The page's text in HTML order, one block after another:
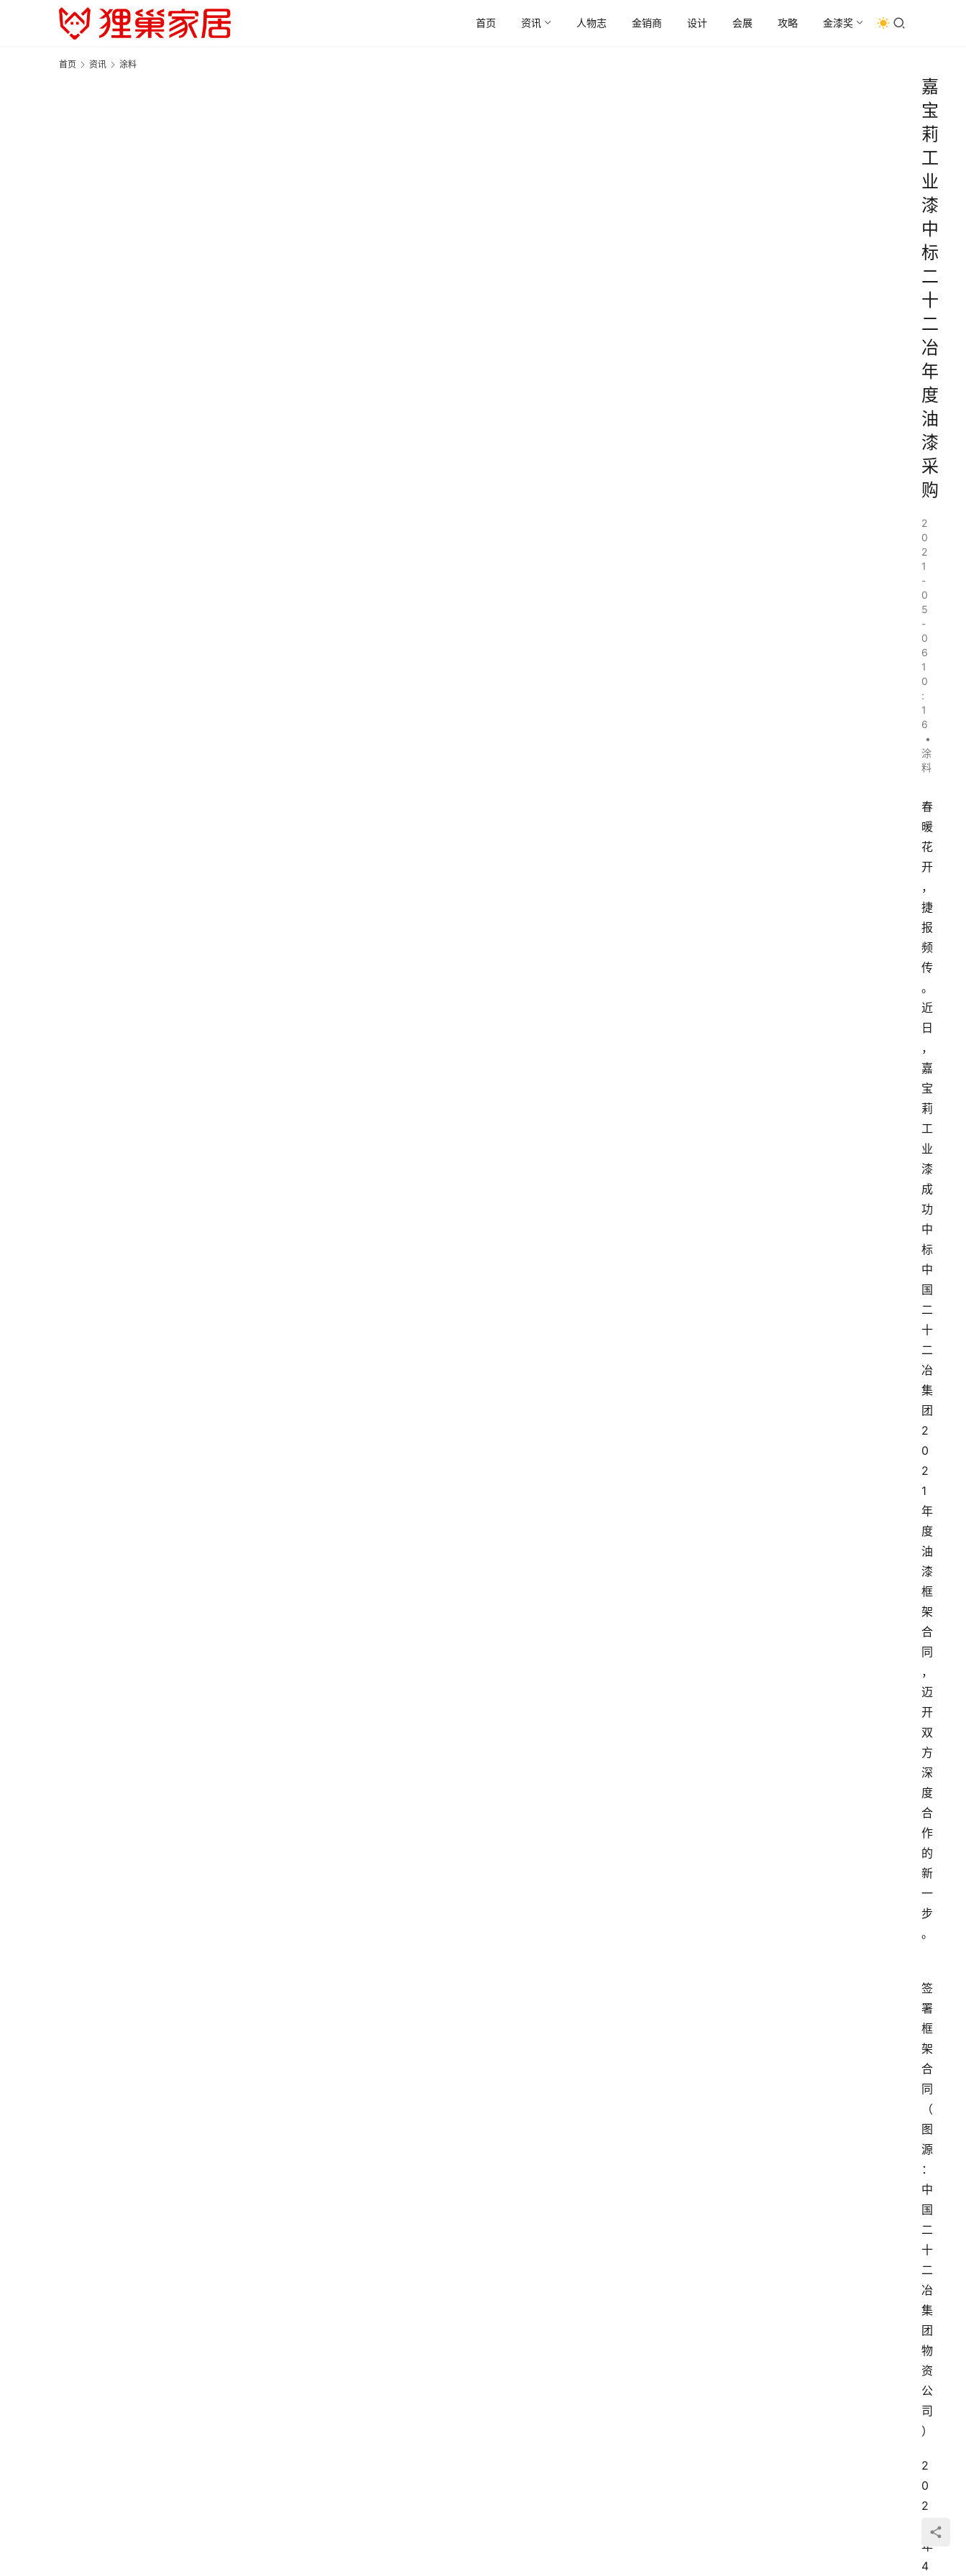
首页 资讯 人物志 金销商 设计 会展 攻略 金漆奖
首页 资讯 涂料
嘉
宝
莉
工
业
漆
中
标
二
十
二
冶
年
度
油
漆
采
购
2
0
2
1
-
0
5
-
0
6
1
0
:
1
6
•
涂
料
春
暖
花
开
，
捷
报
频
传
。
近
日
，
嘉
宝
莉
工
业
漆
成
功
中
标
中
国
二
十
二
冶
集
团
2
0
2
1
年
度
油
漆
框
架
合
同
，
迈
开
双
方
深
度
合
作
的
新
一
步
。
签
署
框
架
合
同
（
图
源
：
中
国
二
十
二
冶
集
团
物
资
公
司
）
2
0
2
年
4